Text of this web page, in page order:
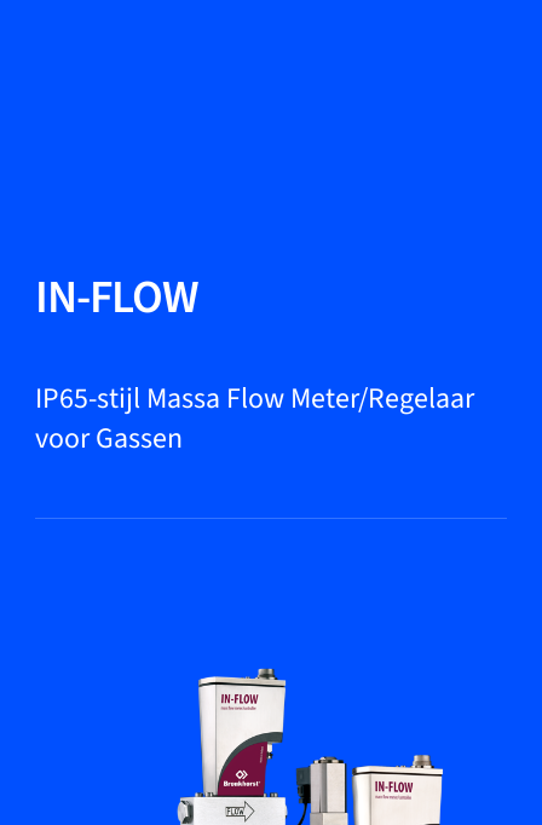
Producten
Markets
Bronkhorst
IN-FLOW
IP65-stijl Massa Flow Meter/Regelaar
voor Gassen